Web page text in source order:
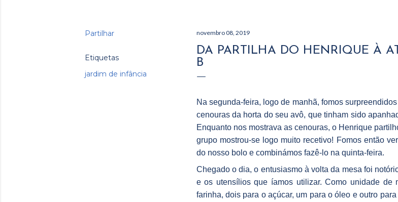
Partilhar
Etiquetas
jardim de infância
novembro 08, 2019
DA PARTILHA DO HENRIQUE À
B
Na segunda-feira, logo de manhã, fomos
cenouras da horta do seu avô, que tinham sido
Enquanto nos mostrava as cenouras, o Henrique
grupo mostrou-se logo muito recetivo! Fomos então
do nosso bolo e combinámos fazê-lo na quinta-feira.
Chegado o dia, o entusiasmo à volta da mesa foi
e os utensílios que íamos utilizar. Como unidade
farinha, dois para o açúcar, um para o óleo e outro